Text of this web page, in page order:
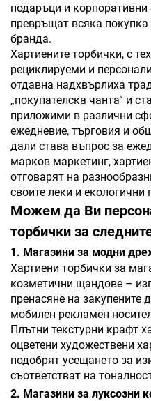
подаръци и корпоративни
превръщат всяка
бранда.
Хартиените торбички, с
рециклируеми и
отдавна надхвърлиха
„покупателска чанта“ и
приложими в различни
ежедневие, търговия и
дали става въпрос за
марков маркетинг,
отговарят на
своите леки и екологични
Можем да Ви
торбички за
1. Магазини за модни
Хартиени торбички за
козметични щандове –
пренасяне на закупените
мобилен рекламен
Плътни текстурни крафт
оцветени художествени
подобрят усещането за
съответстват на
2. Магазини за луксозни